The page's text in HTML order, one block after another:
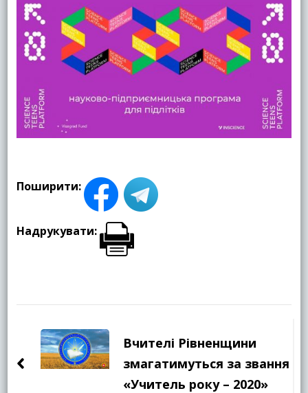
Поширити:
Надрукувати:
по
запису
Вчителі Рівненщини
змагатимуться за звання
«Учитель року – 2020»